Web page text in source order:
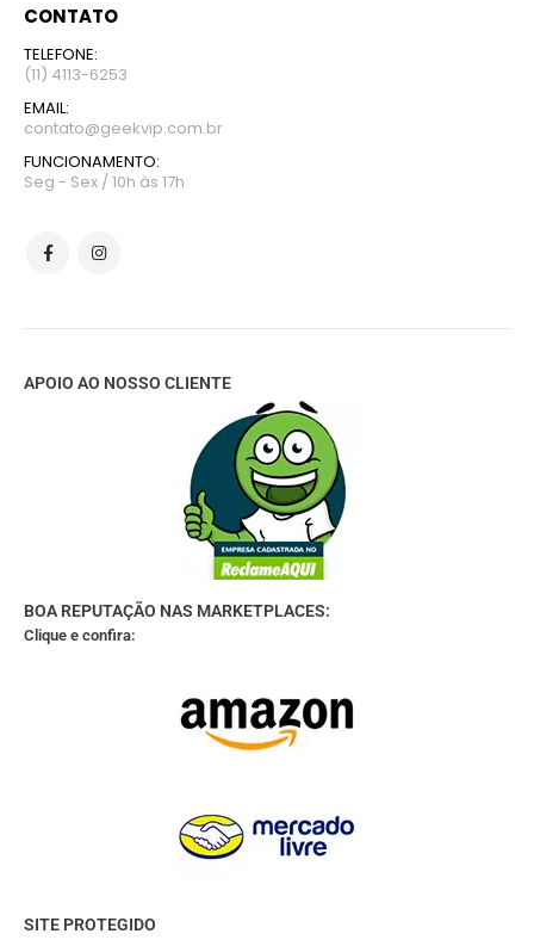
CONTATO
TELEFONE:
(11) 4113-6253
EMAIL:
contato@geekvip.com.br
FUNCIONAMENTO:
Seg - Sex / 10h às 17h
APOIO AO NOSSO CLIENTE
BOA REPUTAÇÃO NAS MARKETPLACES:
Clique e confira:
SITE PROTEGIDO